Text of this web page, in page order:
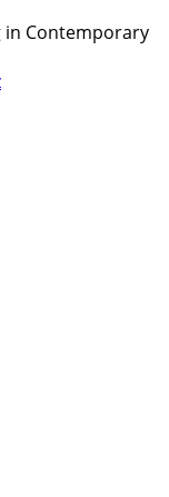
in Contemporary